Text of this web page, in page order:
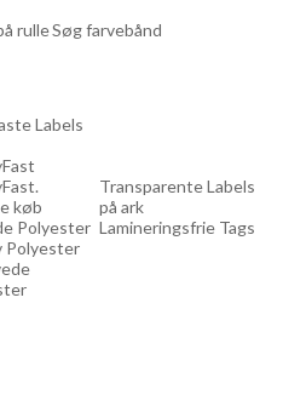
rulleSøg farvebånd
Labels
køb
Polyester
Polyester
Transparente Labels
på ark
Lamineringsfrie Tags